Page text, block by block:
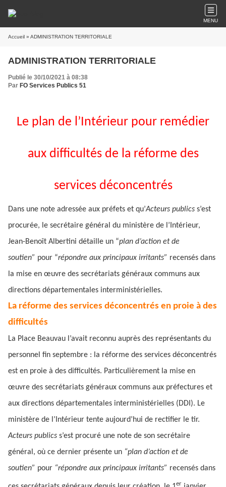
MENU
Accueil » ADMINISTRATION TERRITORIALE
ADMINISTRATION TERRITORIALE
Publié le 30/10/2021 à 08:38
Par FO Services Publics 51
Le plan de l’Intérieur pour remédier
aux difficultés de la réforme des
services déconcentrés
Dans une note adressée aux préfets et qu’Acteurs publics s’est
procurée, le secrétaire général du ministère de l’Intérieur,
Jean-Benoît Albertini détaille un “plan d’action et de
soutien” pour “répondre aux principaux irritants” recensés dans
la mise en œuvre des secrétariats généraux communs aux
directions départementales interministérielles.
La réforme des services déconcentrés en proie à des
difficultés
La Place Beauvau l’avait reconnu auprès des représentants du
personnel fin septembre : la réforme des services déconcentrés
est en proie à des difficultés. Particulièrement la mise en
œuvre des secrétariats généraux communs aux préfectures et
aux directions départementales interministérielles (DDI). Le
ministère de l’Intérieur tente aujourd’hui de rectifier le tir.
Acteurs publics s’est procuré une note de son secrétaire
général, où ce dernier présente un “plan d’action et de
soutien” pour “répondre aux principaux irritants” recensés dans
er